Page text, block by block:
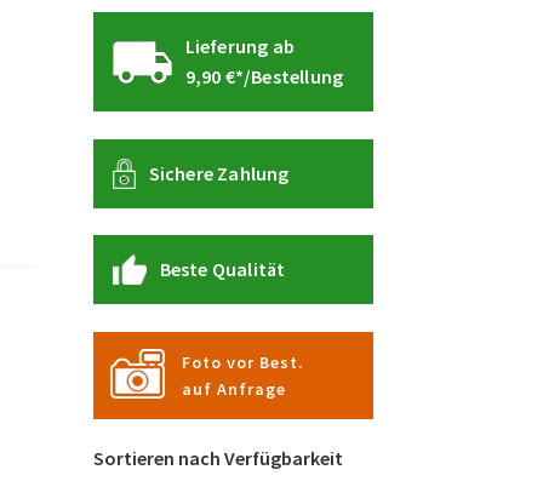
Lieferung ab
9,90 €*/Bestellung
Sichere Zahlung
Beste Qualität
Foto vor Best.
auf Anfrage
Sortieren nach Verfügbarkeit